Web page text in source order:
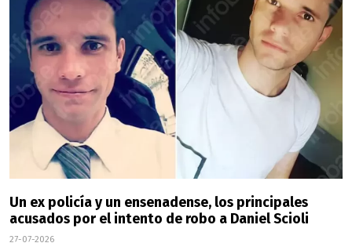
Un ex policía y un ensenadense, los principales
acusados por el intento de robo a Daniel Scioli
27-07-2026